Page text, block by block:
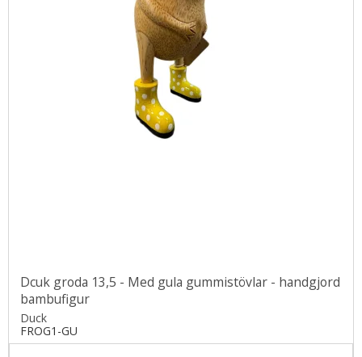
Dcuk groda 13,5 - Med gula gummistövlar - handgjord
bambufigur
Duck
FROG1-GU